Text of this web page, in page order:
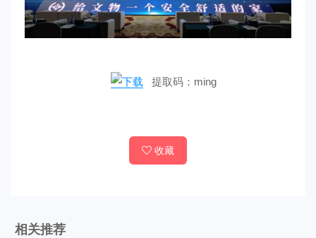
提取码：ming
收藏
相关推荐